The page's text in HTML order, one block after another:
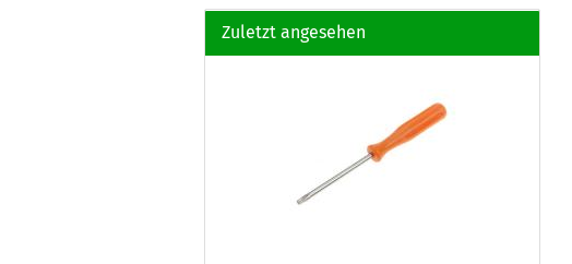
Zuletzt angesehen